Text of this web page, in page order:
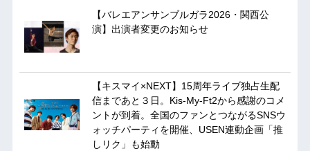
【バレエアンサンブルガラ2026・関西公
演】出演者変更のお知らせ
【キスマイ×NEXT】15周年ライブ独占生配
信まであと３日。Kis-My-Ft2から感謝のコメ
ントが到着。全国のファンとつながるSNSウ
ォッチパーティを開催、USEN連動企画「推
しリク」も始動